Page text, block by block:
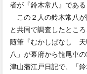
者が『鈴木常八』であ
この２人の鈴木常八
と共同で調査したとこ
随筆『むかしばなし 天
八」が幕府から龍尾車
津山藩江戸日記で、「